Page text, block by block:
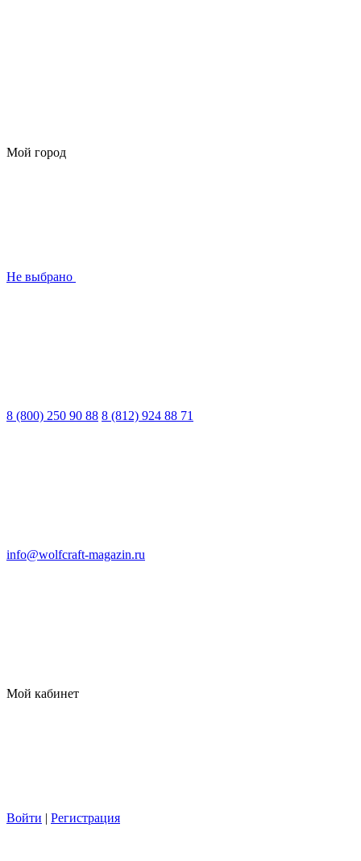
Мой город
Не выбрано
8 (800) 250 90 88 8 (812) 924 88 71
info@wolfcraft-magazin.ru
Мой кабинет
Войти | Регистрация